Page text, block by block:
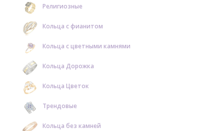
Религиозные
Кольца с фианитом
Кольца с цветными камнями
Кольца Дорожка
Кольца Цветок
Трендовые
Кольца без камней